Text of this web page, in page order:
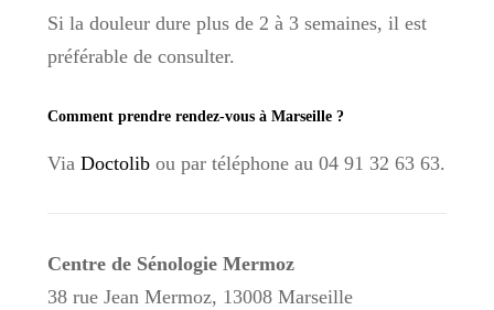
Si la douleur dure plus de 2 à 3 semaines, il est
préférable de consulter.
Comment prendre rendez-vous à Marseille ?
Via Doctolibou par téléphone au 04 91 32 63 63.
Centre de Sénologie Mermoz
38 rue Jean Mermoz, 13008 Marseille